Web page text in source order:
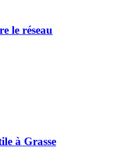
le réseau
à Grasse